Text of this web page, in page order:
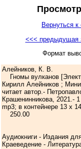
Вернуться к
<<< предыдущая
Формат
Алейников, К. В.
Гномы вулканов
Кирилл Алейников ;
читает автор.-
Крашенинникова, 2021.-
mp3; в контейнере 13 х
250.00
Аудиокниги - Издания
Краеведение -